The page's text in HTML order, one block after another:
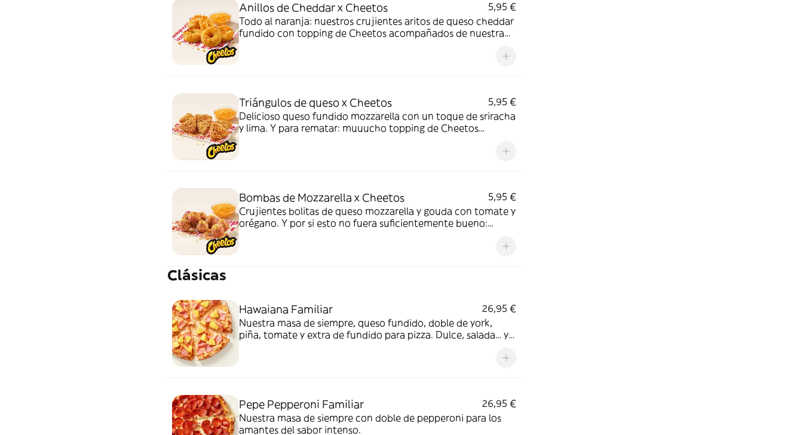
Anillos de Cheddar x Cheetos
5,95 €
Todo al naranja: nuestros crujientes aritos de queso cheddar
fundido con topping de Cheetos acompañados de nuestra
Triángulos de queso x Cheetos
5,95 €
Delicioso queso fundido mozzarella con un toque de sriracha
y lima. Y para rematar: muuucho topping de Cheetos
Bombas de Mozzarella x Cheetos
5,95 €
Crujientes bolitas de queso mozzarella y gouda con tomate y
orégano. Y por si esto no fuera suficientemente bueno:
Clásicas
Hawaiana Familiar
26,95 €
Nuestra masa de siempre, queso fundido, doble de york,
piña, tomate y extra de fundido para pizza. Dulce, salada… y
Pepe Pepperoni Familiar
26,95 €
Nuestra masa de siempre con doble de pepperoni para los
amantes del sabor intenso.